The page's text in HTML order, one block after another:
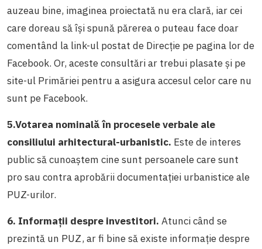
auzeau bine, imaginea proiectată nu era clară, iar cei
care doreau să își spună părerea o puteau face doar
comentând la link-ul postat de Direcție pe pagina lor de
Facebook. Or, aceste consultări ar trebui plasate și pe
site-ul Primăriei pentru a asigura accesul celor care nu
sunt pe Facebook.
5.Votarea nominală în procesele verbale ale
consiliului arhitectural-urbanistic. Este de interes
public să cunoaștem cine sunt persoanele care sunt
pro sau contra aprobării documentației urbanistice ale
PUZ-urilor.
6. Informații despre investitori. Atunci când se
prezintă un PUZ, ar fi bine să existe informație despre